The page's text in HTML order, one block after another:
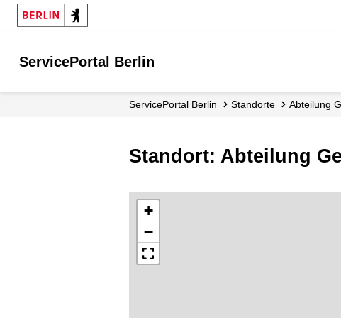
ServicePortal Berlin
ServicePortal Berlin Standorte Abteilung
Standort: Abteilung
+
−